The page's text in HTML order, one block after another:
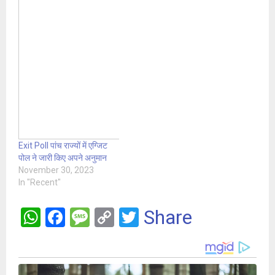
Exit Poll पांच राज्यों में एग्जिट
पोल ने जारी किए अपने अनुमान
November 30, 2023
In "Recent"
W
at
F
ce
M
s
C
py
T
tt
Share